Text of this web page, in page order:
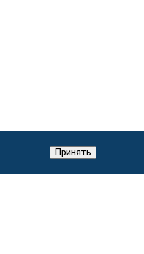
Принять